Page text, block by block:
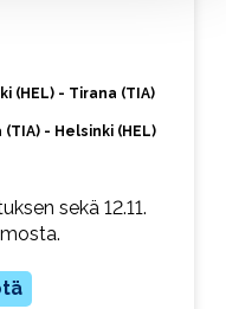
(HEL) - Tirana (TIA)
(TIA) - Helsinki (HEL)
sekä 12.11.